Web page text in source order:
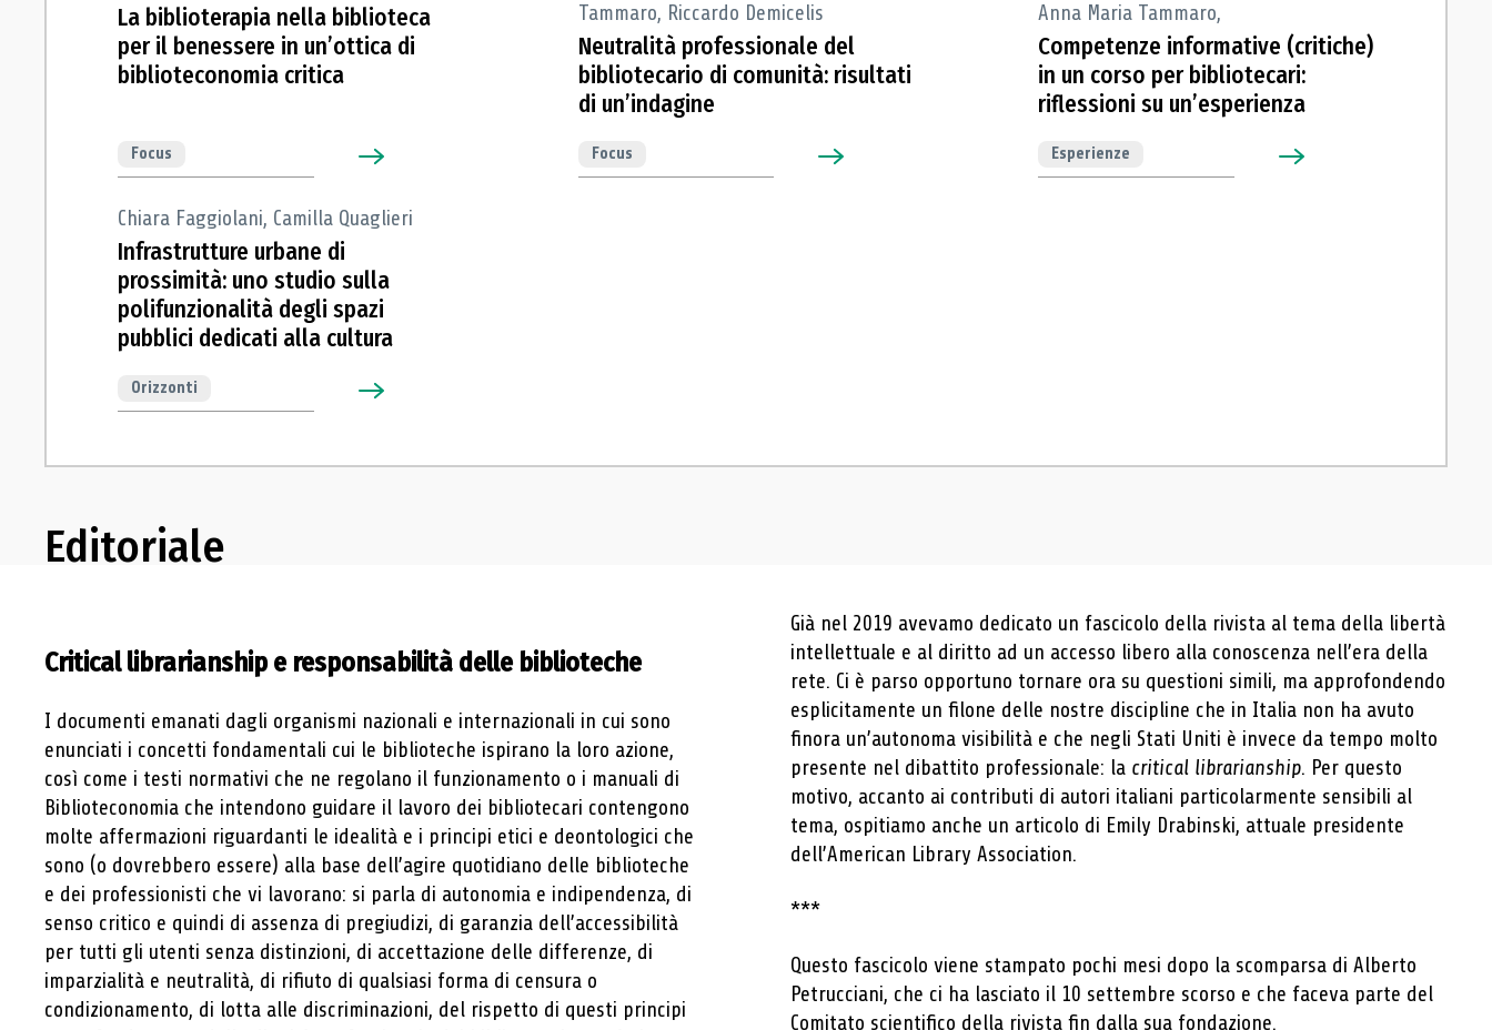
La biblioterapia nella biblioteca
per il benessere in un’ottica di
biblioteconomia critica
Focus
Tammaro, Riccardo Demicelis
Neutralità professionale del
bibliotecario di comunità: risultati
di un’indagine
Focus
Anna Maria Tammaro,
Competenze informative (critiche)
in un corso per bibliotecari:
riflessioni su un’esperienza
Esperienze
Chiara Faggiolani, Camilla Quaglieri
Infrastrutture urbane di
prossimità: uno studio sulla
polifunzionalità degli spazi
pubblici dedicati alla cultura
Orizzonti
Editoriale
Critical librarianship e responsabilità delle biblioteche
I documenti emanati dagli organismi nazionali e internazionali in cui sono
enunciati i concetti fondamentali cui le biblioteche ispirano la loro azione,
così come i testi normativi che ne regolano il funzionamento o i manuali di
Biblioteconomia che intendono guidare il lavoro dei bibliotecari contengono
molte affermazioni riguardanti le idealità e i principi etici e deontologici che
sono (o dovrebbero essere) alla base dell’agire quotidiano delle biblioteche
e dei professionisti che vi lavorano: si parla di autonomia e indipendenza, di
senso critico e quindi di assenza di pregiudizi, di garanzia dell’accessibilità
per tutti gli utenti senza distinzioni, di accettazione delle differenze, di
imparzialità e neutralità, di rifiuto di qualsiasi forma di censura o
condizionamento, di lotta alle discriminazioni, del rispetto di questi principi
Già nel 2019 avevamo dedicato un fascicolo della rivista al tema della libertà
intellettuale e al diritto ad un accesso libero alla conoscenza nell’era della
rete. Ci è parso opportuno tornare ora su questioni simili, ma approfondendo
esplicitamente un filone delle nostre discipline che in Italia non ha avuto
finora un’autonoma visibilità e che negli Stati Uniti è invece da tempo molto
presente nel dibattito professionale: la critical librarianship. Per questo
motivo, accanto ai contributi di autori italiani particolarmente sensibili al
tema, ospitiamo anche un articolo di Emily Drabinski, attuale presidente
dell’American Library Association.
***
Questo fascicolo viene stampato pochi mesi dopo la scomparsa di Alberto
Petrucciani, che ci ha lasciato il 10 settembre scorso e che faceva parte del
Comitato scientifico della rivista fin dalla sua fondazione.